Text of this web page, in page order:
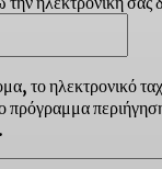
το ηλεκτρονικό
πρόγραμμα